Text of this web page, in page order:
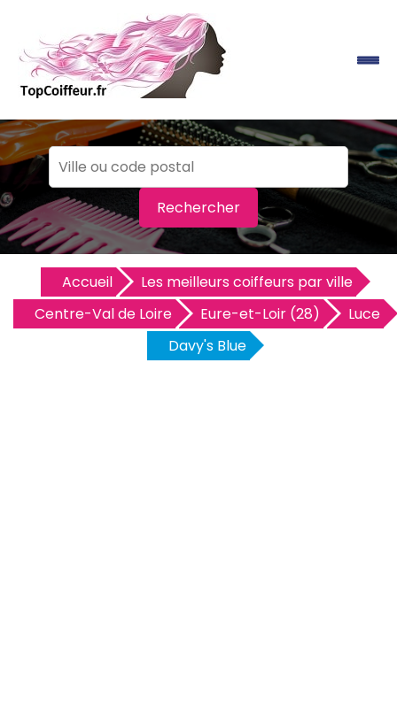
Rechercher
Accueil
Les meilleurs coiffeurs par ville
Centre-Val de Loire
Eure-et-Loir (28)
Luce
Davy's Blue